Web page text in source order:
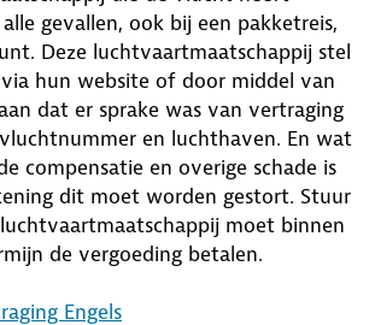
gevallen, ook bij een pakketreis,
Deze luchtvaartmaatschappij stel
hun website of door middel van
dat er sprake was van vertraging
en luchthaven. En wat
compensatie en overige schade is
dit moet worden gestort. Stuur
moet binnen
de vergoeding betalen.
Engels